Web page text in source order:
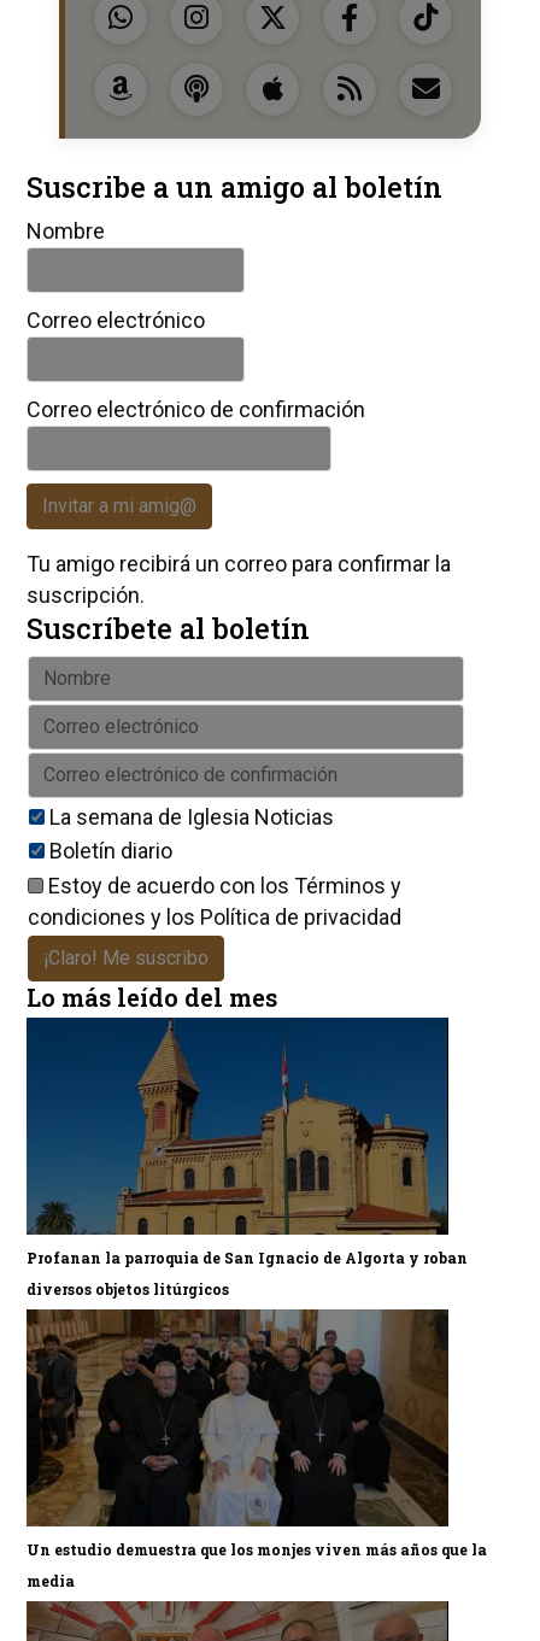
Suscribe a un amigo al boletín
Nombre
Correo electrónico
Correo electrónico de confirmación
Invitar a mi amig@
Tu amigo recibirá un correo para confirmar la
suscripción.
Suscríbete al boletín
La semana de Iglesia Noticias
Boletín diario
Estoy de acuerdo con los Términos y
condiciones y los Política de privacidad
¡Claro! Me suscribo
Lo más leído del mes
Profanan la parroquia de San Ignacio de Algorta y roban
diversos objetos litúrgicos
Un estudio demuestra que los monjes viven más años que la
media